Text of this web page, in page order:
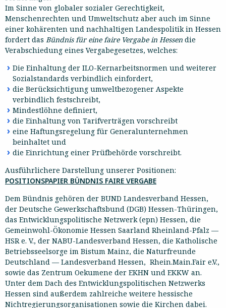
Im Sinne von globaler sozialer Gerechtigkeit,
Menschenrechten und Umweltschutz aber auch im Sinne
einer kohärenten und nachhaltigen Landespolitik in Hessen
fordert das Bündnis für eine faire Vergabe in Hessen die
Verabschiedung eines Vergabegesetzes, welches:
Die Einhaltung der ILO-Kernarbeitsnormen und weiterer
Sozialstandards verbindlich einfordert,
die Berücksichtigung umweltbezogener Aspekte
verbindlich festschreibt,
Mindestlöhne definiert,
die Einhaltung von Tarifverträgen vorschreibt
eine Haftungsregelung für Generalunternehmen
beinhaltet und
die Einrichtung einer Prüfbehörde vorschreibt.
Ausführlichere Darstellung unserer Positionen:
POSITIONSPAPIER BÜNDNIS FAIRE VERGABE
Dem Bündnis gehören der BUND Landesverband Hessen,
der Deutsche Gewerkschaftsbund (DGB) Hessen-Thüringen,
das Entwicklungspolitische Netzwerk (epn) Hessen, die
Gemeinwohl-Ökonomie Hessen Saarland Rheinland-Pfalz —
HSR e. V., der NABU-Landesverband Hessen, die Katholische
Betriebsseelsorge im Bistum Mainz, die Naturfreunde
Deutschland — Landesverband Hessen, Rhein.Main.Fair e.V.,
sowie das Zentrum Oekumene der EKHN und EKKW an.
Unter dem Dach des Entwicklungspolitischen Netzwerks
Hessen sind außerdem zahlreiche weitere hessische
Nichtregierungsorganisationen sowie die Kirchen dabei.